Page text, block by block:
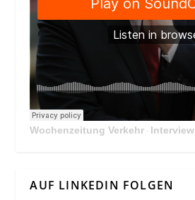
Wochenzeitung Verkehr · Interview Mit
AUF LINKEDIN FOLGEN